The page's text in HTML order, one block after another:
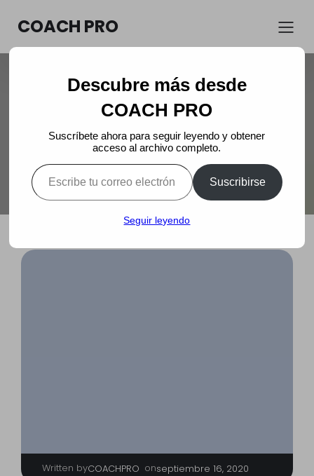
COACH PRO
Alcanza tus objetivos con
sesiones de coaching on line
Written byCOACHPRO onseptiembre 16, 2020
Descubre más desde
COACH PRO
Suscríbete ahora para seguir leyendo y obtener
acceso al archivo completo.
Escribe tu correo electrónico…
Suscribirse
Seguir leyendo